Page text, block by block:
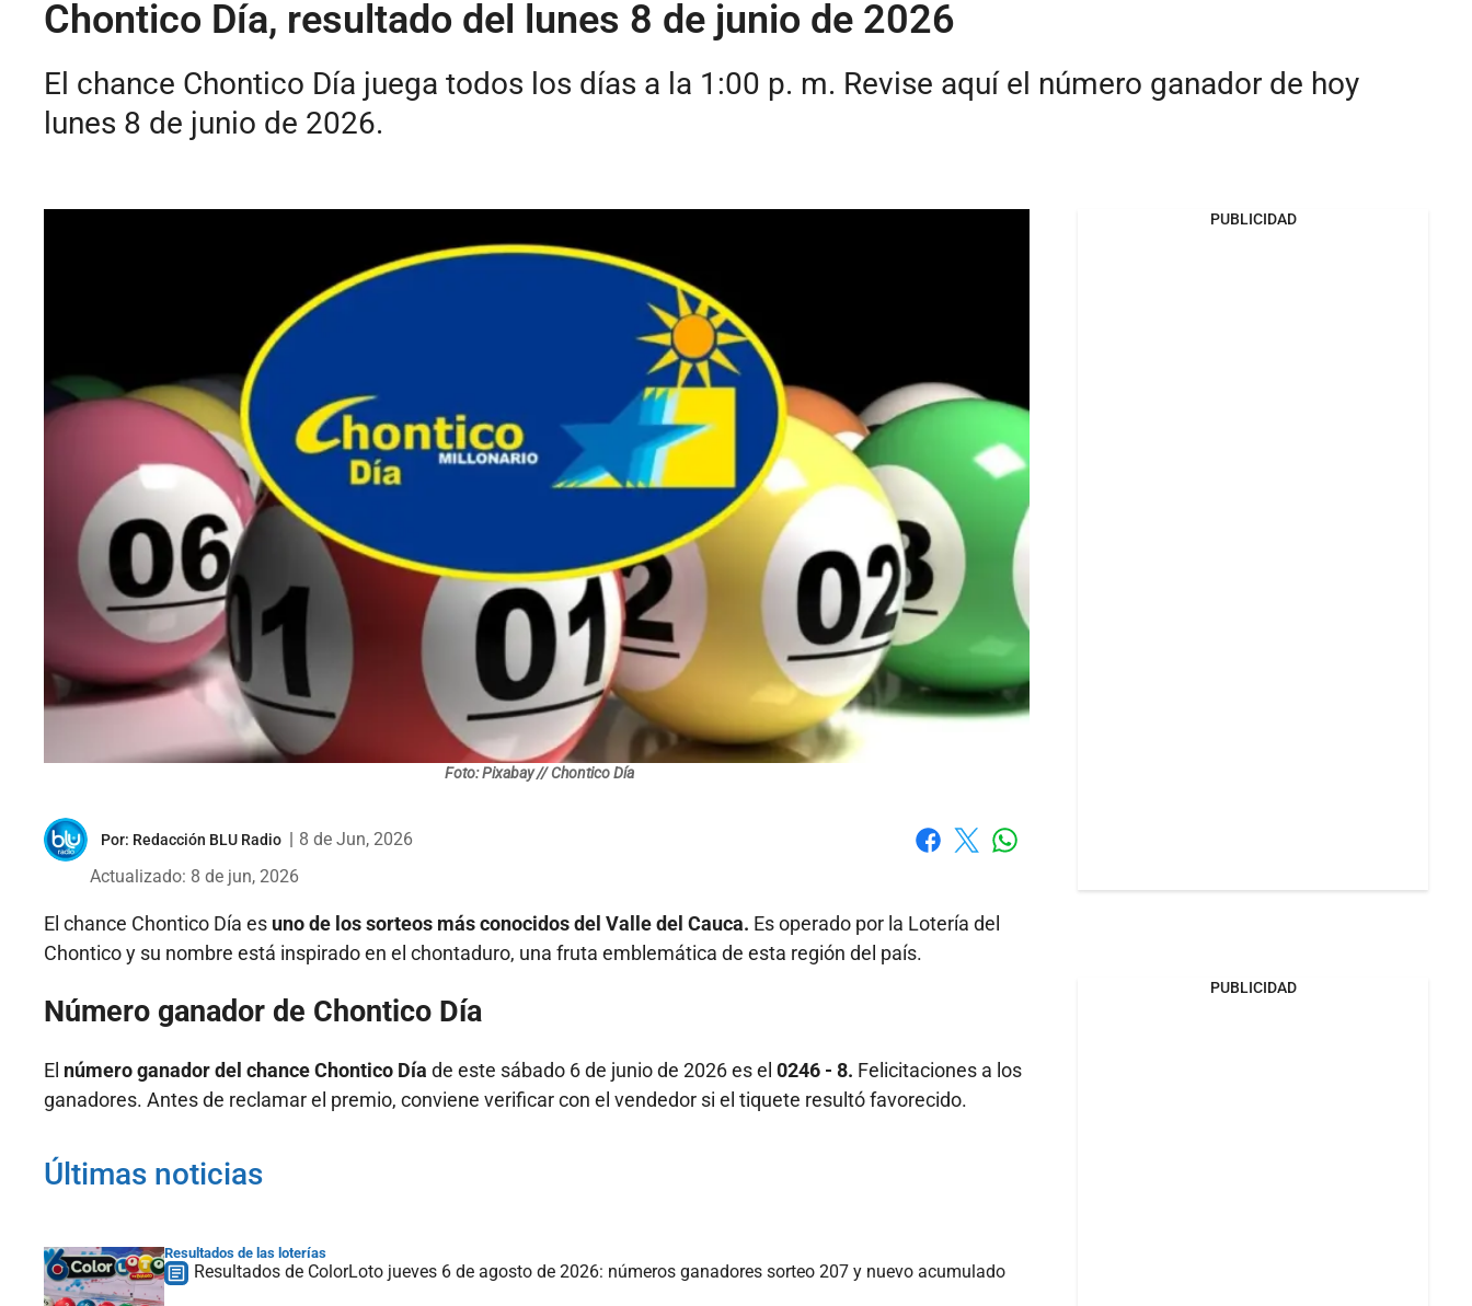
Chontico Día, resultado del lunes 8 de junio de 2026
El chance Chontico Día juega todos los días a la 1:00 p. m. Revise aquí el número ganador de hoy
lunes 8 de junio de 2026.
Foto: Pixabay // Chontico Día
Por: Redacción BLU Radio
8 de Jun, 2026
Actualizado: 8 de jun, 2026
El chance Chontico Día es uno de los sorteos más conocidos del Valle del Cauca. Es operado por la Lotería del
Chontico y su nombre está inspirado en el chontaduro, una fruta emblemática de esta región del país.
Número ganador de Chontico Día
El número ganador del chance Chontico Día de este sábado 6 de junio de 2026 es el 0246 - 8. Felicitaciones a los
ganadores. Antes de reclamar el premio, conviene verificar con el vendedor si el tiquete resultó favorecido.
Últimas noticias
Resultados de las loterías
Resultados de ColorLoto jueves 6 de agosto de 2026: números ganadores sorteo 207 y nuevo acumulado
PUBLICIDAD
PUBLICIDAD